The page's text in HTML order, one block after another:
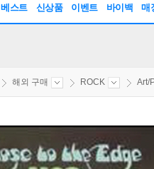
베스트 신상품 이벤트 바이백 매
해외 구매 ROCK Art/